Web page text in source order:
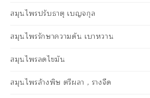
สมุนไพรปรับธาตุ เบญจกุล
สมุนไพรรักษาความดัน เบาหวาน
สมุนไพรลดไขมัน
สมุนไพรล้างพิษ ตรีผลา , รางจืด